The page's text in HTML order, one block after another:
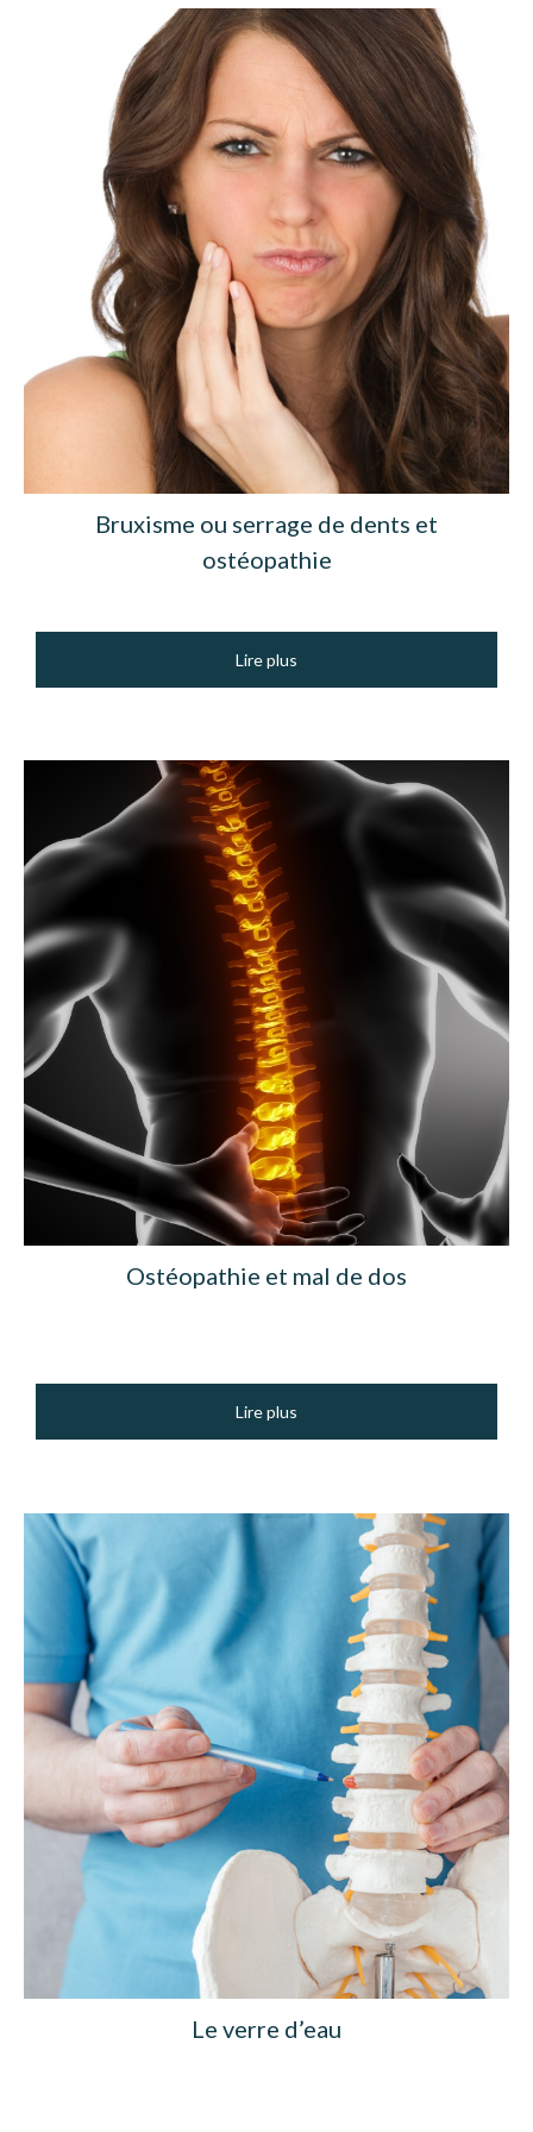
Bruxisme ou serrage de dents et
ostéopathie
Lire plus
Ostéopathie et mal de dos
Lire plus
Le verre d’eau